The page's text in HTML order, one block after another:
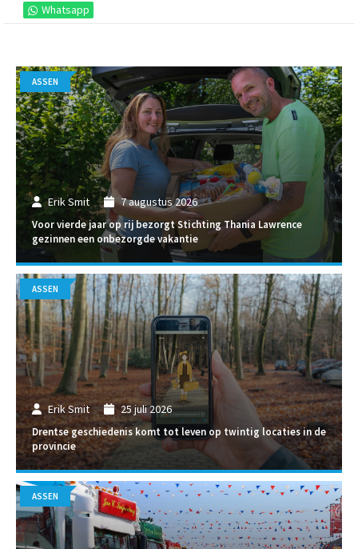
Whatsapp
Erik Smit 7 augustus 2026
Voor vierde jaar op rij bezorgt Stichting Thania Lawrence
gezinnen een onbezorgde vakantie
ASSEN
Erik Smit 25 juli 2026
Drentse geschiedenis komt tot leven op twintig locaties in de
provincie
ASSEN
ASSEN